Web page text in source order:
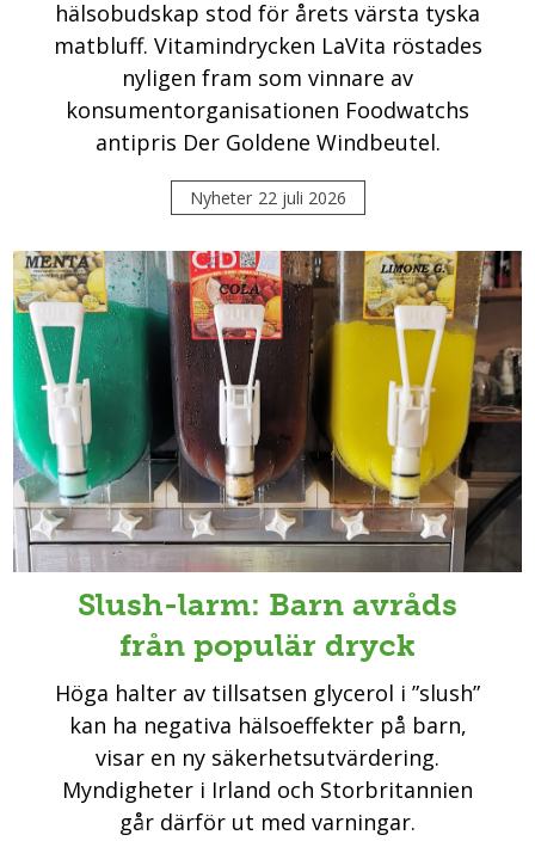
hälsobudskap stod för årets värsta tyska
matbluff. Vitamindrycken LaVita röstades
nyligen fram som vinnare av
konsumentorganisationen Foodwatchs
antipris Der Goldene Windbeutel.
Nyheter 22 juli 2026
Slush-larm: Barn avråds
från populär dryck
Höga halter av tillsatsen glycerol i ”slush”
kan ha negativa hälsoeffekter på barn,
visar en ny säkerhetsutvärdering.
Myndigheter i Irland och Storbritannien
går därför ut med varningar.